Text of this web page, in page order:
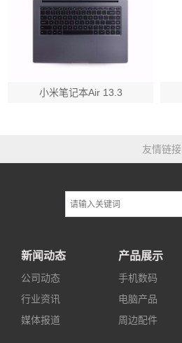
小米笔记本Air 13.3
友情链接
新闻动态
公司动态
行业资讯
媒体报道
产品展示
手机数码
电脑产品
周边配件